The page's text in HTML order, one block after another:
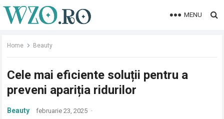
MENU
Home Beauty
Cele mai eficiente soluții pentru a
preveni apariția ridurilor
Beauty februarie 23, 2025 ·